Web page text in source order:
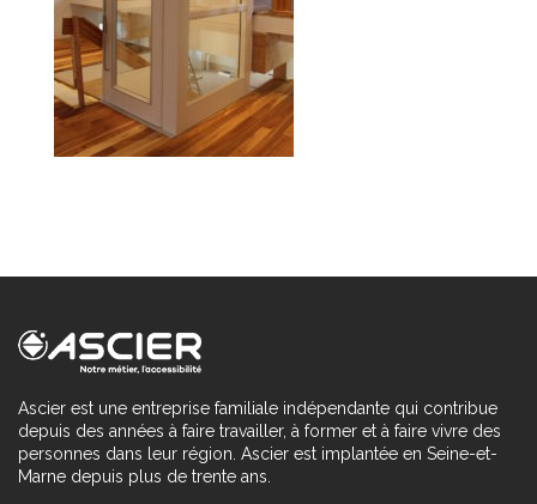
Ascier est une entreprise familiale indépendante qui contribue
depuis des années à faire travailler, à former et à faire vivre des
personnes dans leur région. Ascier est implantée en Seine-et-
Marne depuis plus de trente ans.